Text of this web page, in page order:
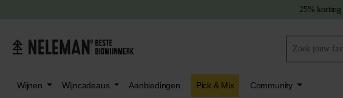
25% korting
Wijnen Wijncadeaus Aanbiedingen Pick & Mix Community